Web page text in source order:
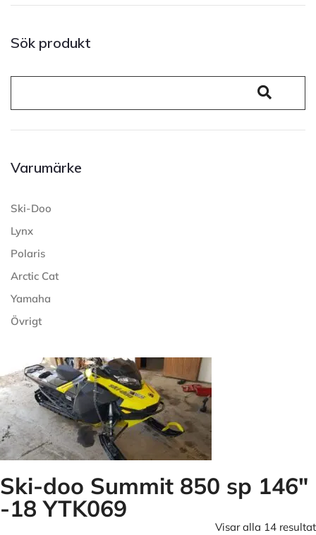
Sök produkt
Varumärke
Ski-Doo
Lynx
Polaris
Arctic Cat
Yamaha
Övrigt
Ski-doo Summit 850 sp 146"
-18 YTK069
Visar alla 14 resultat